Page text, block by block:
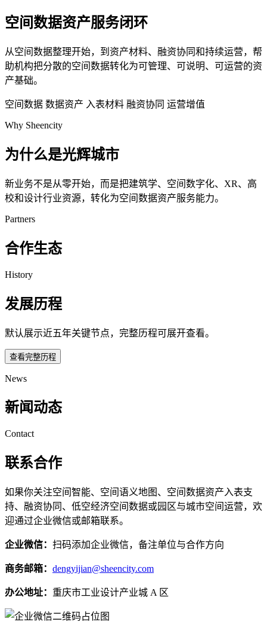
空间数据资产服务闭环
从空间数据整理开始，到资产材料、融资协同和持续运营，帮
助机构把分散的空间数据转化为可管理、可说明、可运营的资
产基础。
空间数据 数据资产 入表材料 融资协同 运营增值
Why Sheencity
为什么是光辉城市
新业务不是从零开始，而是把建筑学、空间数字化、XR、高
校和设计行业资源，转化为空间数据资产服务能力。
Partners
合作生态
History
发展历程
默认展示近五年关键节点，完整历程可展开查看。
查看完整历程
News
新闻动态
Contact
联系合作
如果你关注空间智能、空间语义地图、空间数据资产入表支
持、融资协同、低空经济空间数据或园区与城市空间运营，欢
迎通过企业微信或邮箱联系。
企业微信： 扫码添加企业微信，备注单位与合作方向
商务邮箱： dengyijian@sheencity.com
办公地址： 重庆市工业设计产业城 A 区